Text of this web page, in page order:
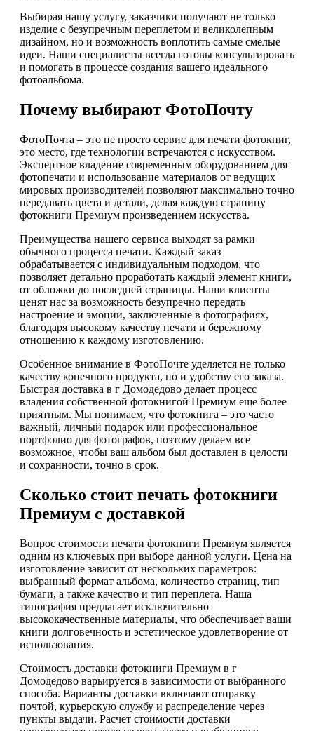
Выбирая нашу услугу, заказчики получают не только
изделие с безупречным переплетом и великолепным
дизайном, но и возможность воплотить самые смелые
идеи. Наши специалисты всегда готовы консультировать
и помогать в процессе создания вашего идеального
фотоальбома.
Почему выбирают ФотоПочту
ФотоПочта – это не просто сервис для печати фотокниг,
это место, где технологии встречаются с искусством.
Экспертное владение современным оборудованием для
фотопечати и использование материалов от ведущих
мировых производителей позволяют максимально точно
передавать цвета и детали, делая каждую страницу
фотокниги Премиум произведением искусства.
Преимущества нашего сервиса выходят за рамки
обычного процесса печати. Каждый заказ
обрабатывается с индивидуальным подходом, что
позволяет детально проработать каждый элемент книги,
от обложки до последней страницы. Наши клиенты
ценят нас за возможность безупречно передать
настроение и эмоции, заключенные в фотографиях,
благодаря высокому качеству печати и бережному
отношению к каждому изготовлению.
Особенное внимание в ФотоПочте уделяется не только
качеству конечного продукта, но и удобству его заказа.
Быстрая доставка в г Домодедово делает процесс
владения собственной фотокнигой Премиум еще более
приятным. Мы понимаем, что фотокнига – это часто
важный, личный подарок или профессиональное
портфолио для фотографов, поэтому делаем все
возможное, чтобы ваш альбом был доставлен в целости
и сохранности, точно в срок.
Сколько стоит печать фотокниги
Премиум с доставкой
Вопрос стоимости печати фотокниги Премиум является
одним из ключевых при выборе данной услуги. Цена на
изготовление зависит от нескольких параметров:
выбранный формат альбома, количество страниц, тип
бумаги, а также качество и тип переплета. Наша
типография предлагает исключительно
высококачественные материалы, что обеспечивает ваши
книги долговечность и эстетическое удовлетворение от
использования.
Стоимость доставки фотокниги Премиум в г
Домодедово варьируется в зависимости от выбранного
способа. Варианты доставки включают отправку
почтой, курьерскую службу и распределение через
пункты выдачи. Расчет стоимости доставки